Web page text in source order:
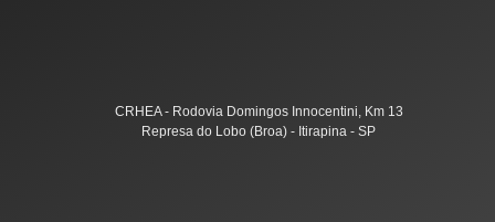
CRHEA - Rodovia Domingos Innocentini, Km 13
Represa do Lobo (Broa) - Itirapina - SP